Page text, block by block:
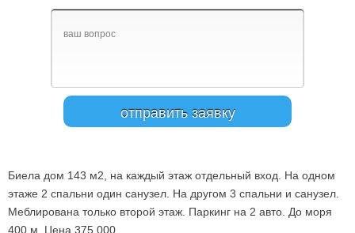
Биела дом 143 м2, на каждый этаж отдельный вход. На одном
этаже 2 спальни один санузел. На другом 3 спальни и санузел.
Меблирована только второй этаж. Паркинг на 2 авто. До моря
400 м. Цена 375.000